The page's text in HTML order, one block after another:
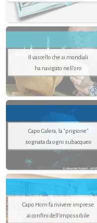
Il vascello che ai mondiali
ha navigato nell’oro
Capo Galera, la "prigione"
sognata da ogni subacqueo
Capo Horn fa rivivere imprese
ai confini dell’impossibile